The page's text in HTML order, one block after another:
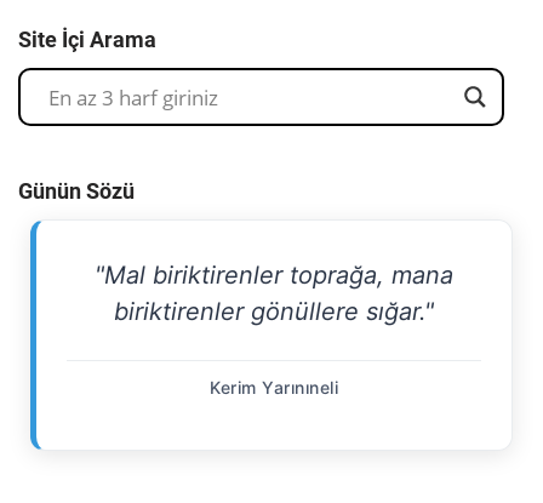
Site İçi Arama
Günün Sözü
"Mal biriktirenler toprağa, mana
biriktirenler gönüllere sığar."
Kerim Yarınıneli